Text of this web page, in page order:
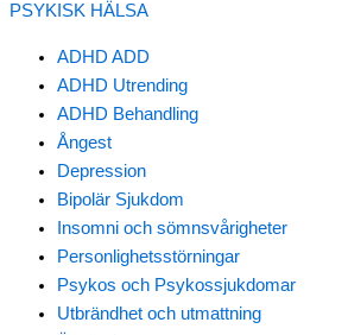
PSYKISK HÄLSA
ADHD ADD
ADHD Utrending
ADHD Behandling
Ångest
Depression
Bipolär Sjukdom
Insomni och sömnsvårigheter
Personlighetsstörningar
Psykos och Psykossjukdomar
Utbrändhet och utmattning